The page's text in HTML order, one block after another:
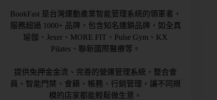
BookFast 是台灣運動產業智能管理系統的領軍者，
服務超過 1000+ 品牌，包含知名連鎖品牌，如全真
瑜伽、Jexer、MORE FIT、Pulse Gym、KX
Pilates、聯新國際醫療等。
提供免押金金流、完善的營運管理系統，整合會
員、智能門禁、會籍、帳務、行銷管理，讓不同規
模的店家都能輕鬆做生意。